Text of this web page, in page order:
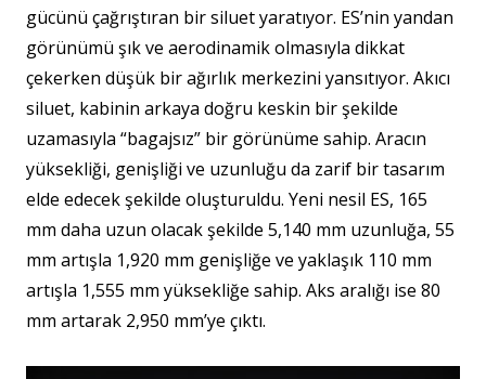
gücünü çağrıştıran bir siluet yaratıyor. ES’nin yandan
görünümü şık ve aerodinamik olmasıyla dikkat
çekerken düşük bir ağırlık merkezini yansıtıyor. Akıcı
siluet, kabinin arkaya doğru keskin bir şekilde
uzamasıyla “bagajsız” bir görünüme sahip. Aracın
yüksekliği, genişliği ve uzunluğu da zarif bir tasarım
elde edecek şekilde oluşturuldu. Yeni nesil ES, 165
mm daha uzun olacak şekilde 5,140 mm uzunluğa, 55
mm artışla 1,920 mm genişliğe ve yaklaşık 110 mm
artışla 1,555 mm yüksekliğe sahip. Aks aralığı ise 80
mm artarak 2,950 mm’ye çıktı.